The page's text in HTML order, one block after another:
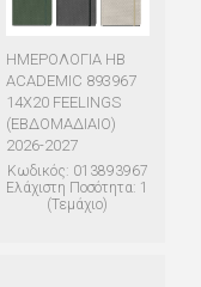
ΗΜΕΡΟΛΟΓΙΑ ΗΒ
ACADEMIC 893967
14X20 FEELINGS
(ΕΒΔΟΜΑΔΙΑΙΟ)
2026-2027
Κωδικός: 013893967
Ελάχιστη Ποσότητα: 1
(Τεμάχιο)